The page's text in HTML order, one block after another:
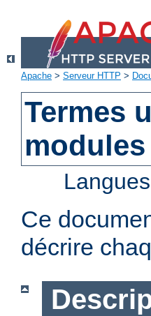
Apache > Serveur HTTP >
Termes
modules
Ce
décrire